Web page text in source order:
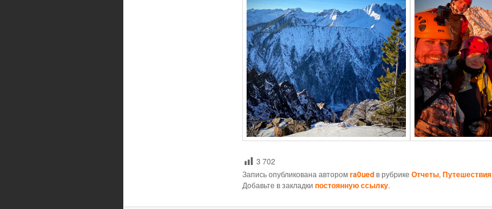
3 702
Запись опубликована авторомra0uedв рубрикеОтчеты,Путешествия
Добавьте в закладкипостоянную ссылку.